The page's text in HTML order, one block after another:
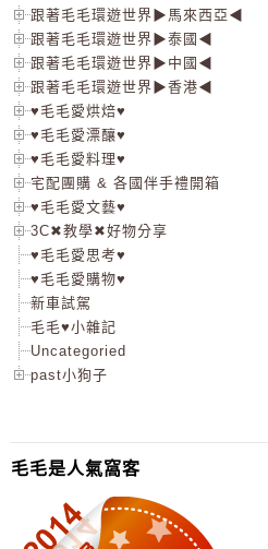
跟著毛毛環遊世界▶馬來西亞◀
跟著毛毛環遊世界▶泰國◀
跟著毛毛環遊世界▶中國◀
跟著毛毛環遊世界▶香港◀
♥毛毛愛烘焙♥
♥毛毛愛漂釀♥
♥毛毛愛料理♥
宅配團購 & 各國伴手禮開箱
♥毛毛愛文藝♥
3C✖教學✖好物分享
♥毛毛愛思考♥
♥毛毛愛購物♥
新車試駕
毛毛♥小雜記
Uncategoried
past小狗子
毛毛是人氣窩客